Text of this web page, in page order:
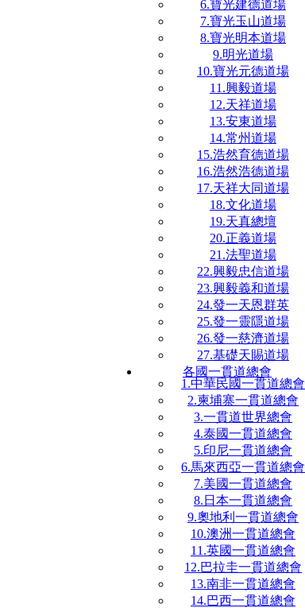
6.寶光建德道場
7.寶光玉山道場
8.寶光明本道場
9.明光道場
10.寶光元德道場
11.興毅道場
12.天祥道場
13.安東道場
14.常州道場
15.浩然育德道場
16.浩然浩德道場
17.天祥大同道場
18.文化道場
19.天真總壇
20.正義道場
21.法聖道場
22.興毅忠信道場
23.興毅義和道場
24.發一天恩群英
25.發一靈隱道場
26.發一慈濟道場
27.基礎天賜道場
各國一貫道總會
1.中華民國一貫道總會
2.柬埔寨一貫道總會
3.一貫道世界總會
4.泰國一貫道總會
5.印尼一貫道總會
6.馬來西亞一貫道總會
7.美國一貫道總會
8.日本一貫道總會
9.奧地利一貫道總會
10.澳洲一貫道總會
11.英國一貫道總會
12.巴拉圭一貫道總會
13.南非一貫道總會
14.巴西一貫道總會